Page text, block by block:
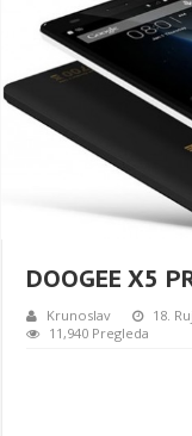
DOOGEE X5
Krunoslav 18.
11,940 Pregleda